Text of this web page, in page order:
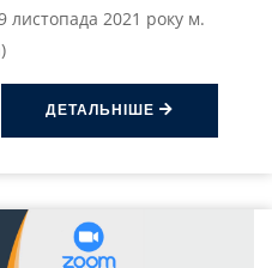
листопада 2021 року м.
ДЕТАЛЬНІШЕ